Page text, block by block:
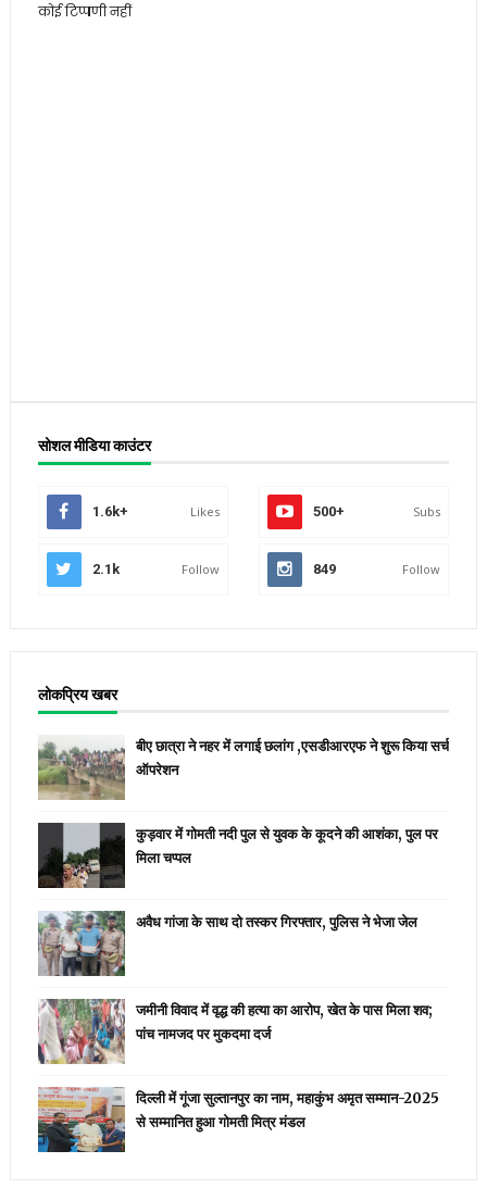
कोई टिप्पणी नहीं
सोशल मीडिया काउंटर
1.6k+ Likes 500+ Subs
2.1k Follow 849 Follow
लोकप्रिय खबर
बीए छात्रा ने नहर में लगाई छलांग ,एसडीआरएफ ने शुरू किया सर्च
ऑपरेशन
कुड़वार में गोमती नदी पुल से युवक के कूदने की आशंका, पुल पर
मिला चप्पल
अवैध गांजा के साथ दो तस्कर गिरफ्तार, पुलिस ने भेजा जेल
जमीनी विवाद में वृद्ध की हत्या का आरोप, खेत के पास मिला शव;
पांच नामजद पर मुकदमा दर्ज
दिल्ली में गूंजा सुल्तानपुर का नाम, महाकुंभ अमृत सम्मान-2025
से सम्मानित हुआ गोमती मित्र मंडल